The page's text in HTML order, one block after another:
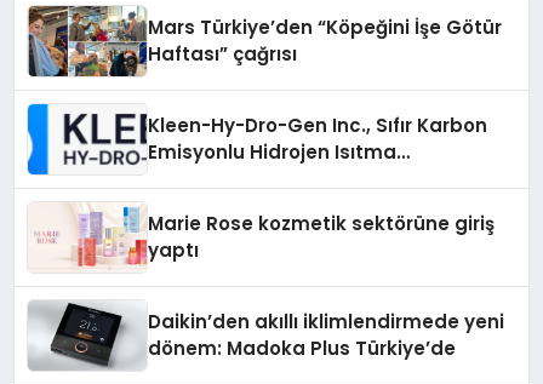
Mars Türkiye’den “Köpeğini İşe Götür
Haftası” çağrısı
Kleen-Hy-Dro-Gen Inc., Sıfır Karbon
Emisyonlu Hidrojen Isıtma
Marie Rose kozmetik sektörüne giriş
yaptı
Daikin’den akıllı iklimlendirmede yeni
dönem: Madoka Plus Türkiye’de